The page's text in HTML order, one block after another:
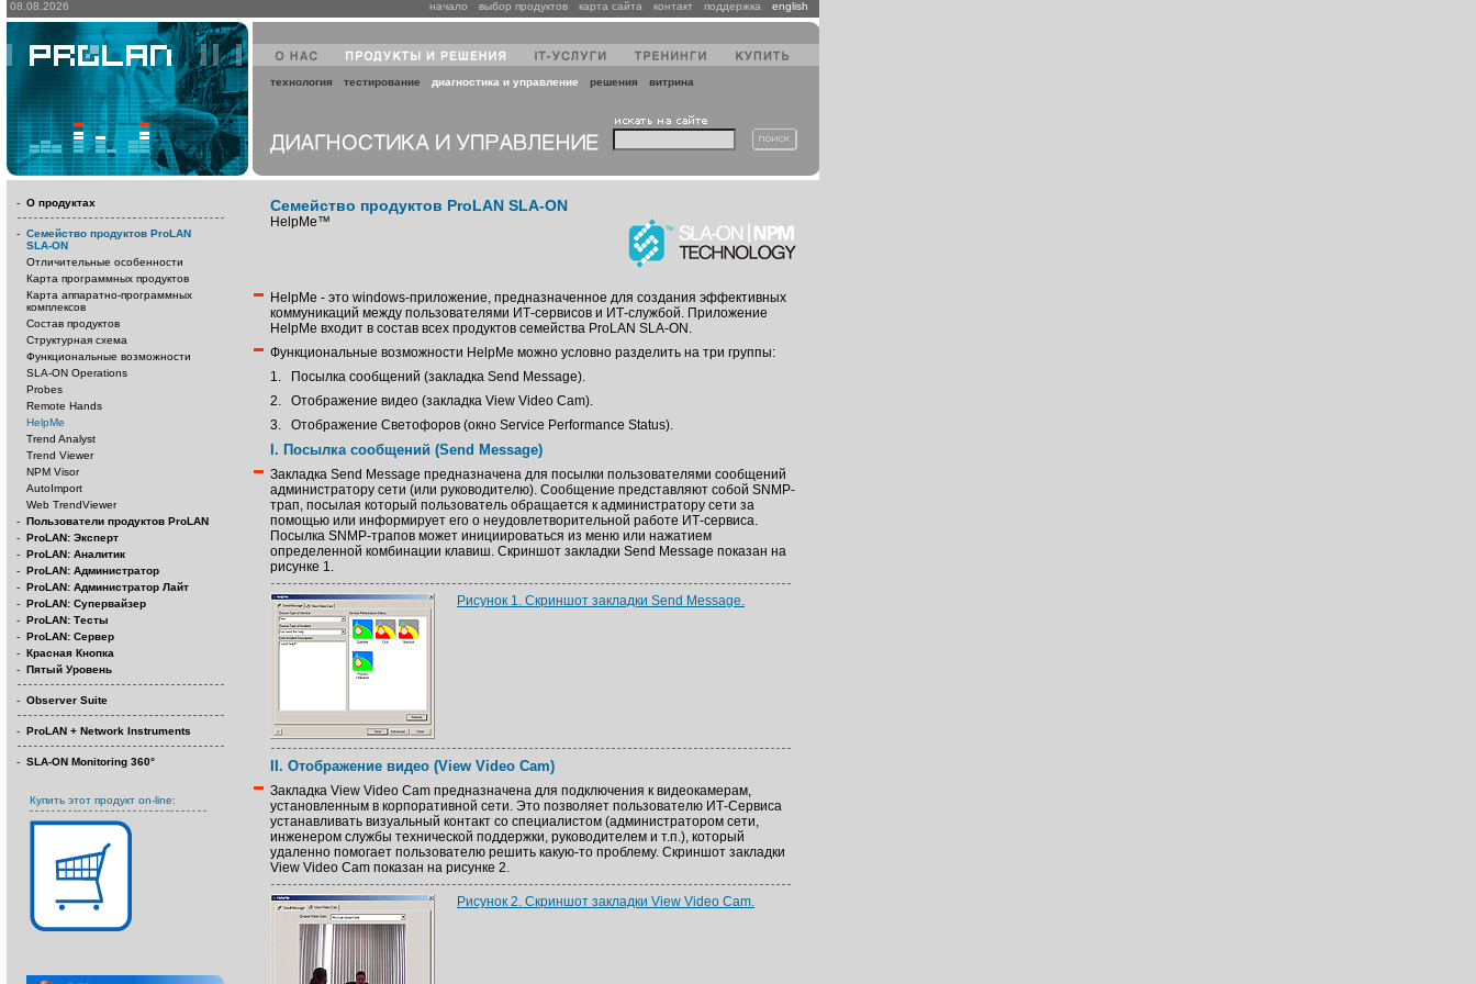
08.08.2026 начало выбор продуктов карта сайта контакт поддержка english
технология тестирование диагностика и управление решения витрина
- О продуктах
- Семейство продуктов ProLAN
SLA-ON
Отличительные особенности
Карта программных продуктов
Карта аппаратно-программных
комплексов
Состав продуктов
Структурная схема
Функциональные возможности
SLA-ON Operations
Probes
Remote Hands
HelpMe
Trend Analyst
Trend Viewer
NPM Visor
AutoImport
Web TrendViewer
- Пользователи продуктов ProLAN
- ProLAN: Эксперт
- ProLAN: Аналитик
- ProLAN: Администратор
- ProLAN: Администратор Лайт
- ProLAN: Супервайзер
- ProLAN: Тесты
- ProLAN: Сервер
- Красная Кнопка
- Пятый Уровень
- Observer Suite
- ProLAN + Network Instruments
- SLA-ON Monitoring 360°
Купить этот продукт on-line:
Семейство продуктов ProLAN SLA-ON
HelpMe™
HelpMe - это windows-приложение, предназначенное для создания эффективных
коммуникаций между пользователями ИТ-сервисов и ИТ-службой. Приложение
HelpMe входит в состав всех продуктов семейства ProLAN SLA-ON.
Функциональные возможности HelpMe можно условно разделить на три группы:
1.
Посылка сообщений (закладка Send Message).
2.
Отображение видео (закладка View Video Cam).
3.
Отображение Светофоров (окно Service Performance Status).
I. Посылка сообщений (Send Message)
Закладка Send Message предназначена для посылки пользователями сообщений
администратору сети (или руководителю). Сообщение представляют собой SNMP-
трап, посылая который пользователь обращается к администратору сети за
помощью или информирует его о неудовлетворительной работе ИТ-сервиса.
Посылка SNMP-трапов может инициироваться из меню или нажатием
определенной комбинации клавиш. Скриншот закладки Send Message показан на
рисунке 1.
Рисунок 1. Скриншот закладки Send Message.
II. Отображение видео (View Video Cam)
Закладка View Video Cam предназначена для подключения к видеокамерам,
установленным в корпоративной сети. Это позволяет пользователю ИТ-Сервиса
устанавливать визуальный контакт со специалистом (администратором сети,
инженером службы технической поддержки, руководителем и т.п.), который
удаленно помогает пользователю решить какую-то проблему. Скриншот закладки
View Video Cam показан на рисунке 2.
Рисунок 2. Скриншот закладки View Video Cam.